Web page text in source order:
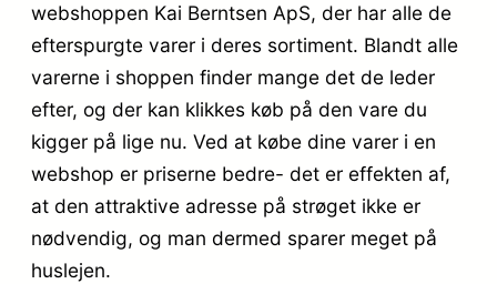
webshoppen Kai Berntsen ApS, der har alle de
efterspurgte varer i deres sortiment. Blandt alle
varerne i shoppen finder mange det de leder
efter, og der kan klikkes køb på den vare du
kigger på lige nu. Ved at købe dine varer i en
webshop er priserne bedre- det er effekten af,
at den attraktive adresse på strøget ikke er
nødvendig, og man dermed sparer meget på
huslejen.